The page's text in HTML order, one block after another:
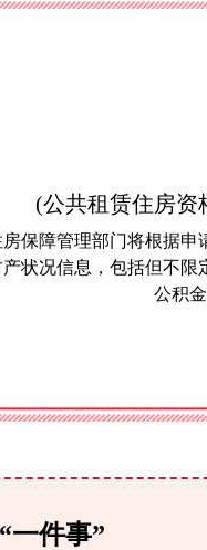
(公共租赁住房资
保障管理部门将根据
状况信息，包括但不
公积
一件事”